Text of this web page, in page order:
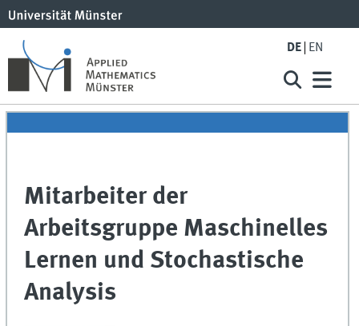
DE EN
Mitarbeiter der
Arbeitsgruppe Maschinelles
Lernen und Stochastische
Analysis